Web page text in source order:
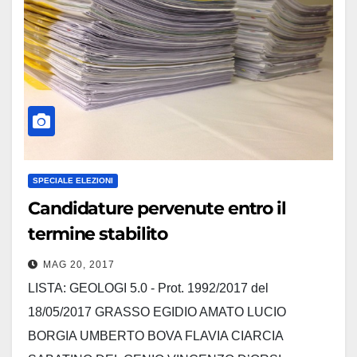
SPECIALE ELEZIONI
Candidature pervenute entro il
termine stabilito
MAG 20, 2017
LISTA: GEOLOGI 5.0 - Prot. 1992/2017 del
18/05/2017 GRASSO EGIDIO AMATO LUCIO
BORGIA UMBERTO BOVA FLAVIA CIARCIA